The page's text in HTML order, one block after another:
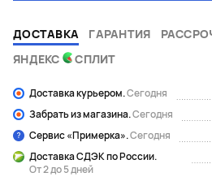
ДОСТАВКА ГАРАНТИЯ
ЯНДЕКС
СПЛИТ
Доставка курьером.Сегодня
Забрать из магазина.Сегодня
Сервис «Примерка».Сегодня
Доставка СДЭК по России.
От 2 до 5 дней